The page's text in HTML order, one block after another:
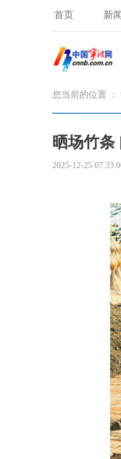
首页 新闻
您当前的位置 ：
晒场竹条
2025-12-25